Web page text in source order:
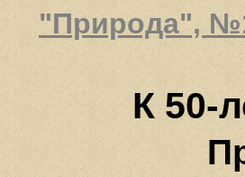
"Природа",
К 50-